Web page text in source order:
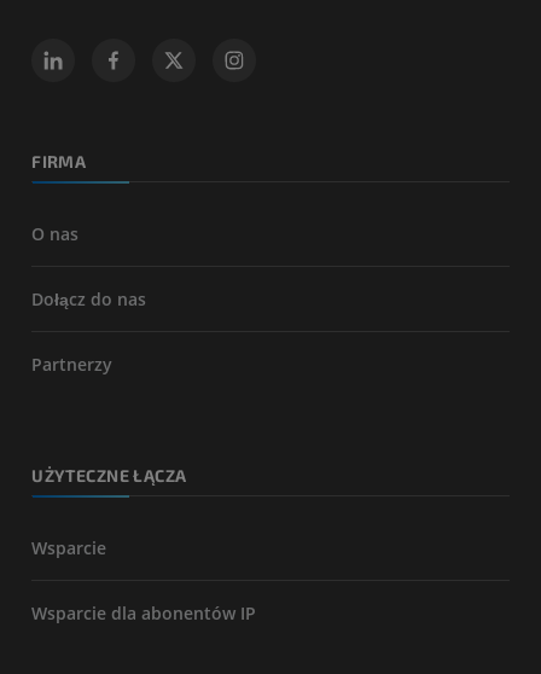
FIRMA
O nas
Dołącz do nas
Partnerzy
UŻYTECZNE ŁĄCZA
Wsparcie
Wsparcie dla abonentów IP